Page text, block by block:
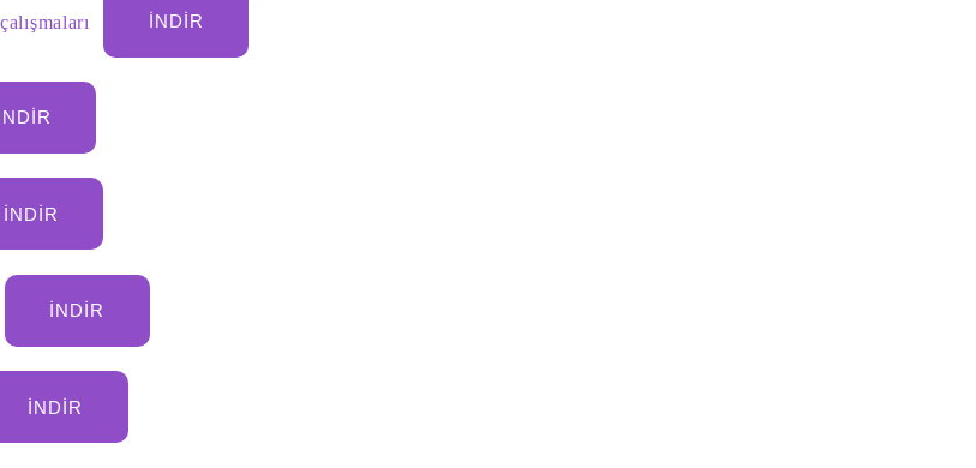
İNDIR
İNDIR
İNDIR
İNDIR
İNDIR